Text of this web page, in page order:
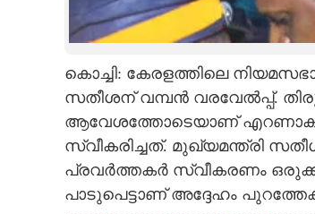
LITERATURE
കൊച്ചി: കേരളത്തിലെ
സതീശന് വമ്പന്‍ വരവേല്‍പ്പ്.
ആവേശത്തോടെയാണ്
സ്വീകരിച്ചത്. മുഖ്യമന്ത്രി
പ്രവര്‍ത്തകര്‍ സ്വീകരണം
പാടുപെട്ടാണ് അദ്ദേഹം